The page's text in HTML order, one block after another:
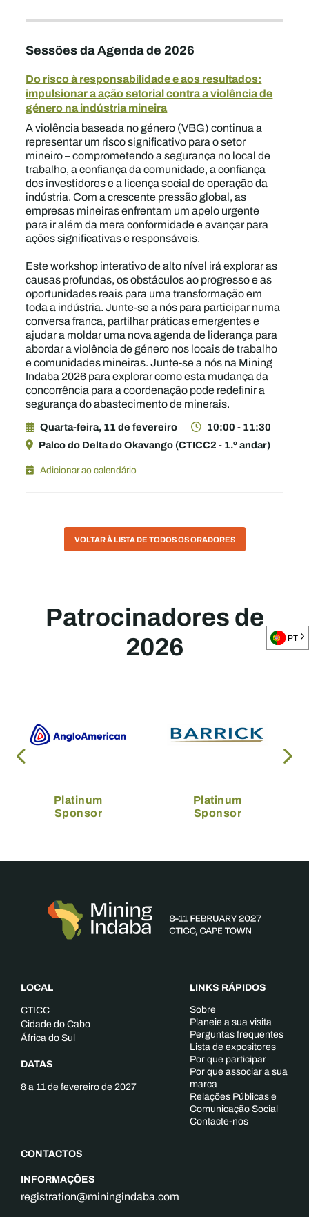
Sessões da Agenda de 2026
Do risco à responsabilidade e aos resultados:
impulsionar a ação setorial contra a violência de
género na indústria mineira
A violência baseada no género (VBG) continua a
representar um risco significativo para o setor
mineiro – comprometendo a segurança no local de
trabalho, a confiança da comunidade, a confiança
dos investidores e a licença social de operação da
indústria. Com a crescente pressão global, as
empresas mineiras enfrentam um apelo urgente
para ir além da mera conformidade e avançar para
ações significativas e responsáveis.
Este workshop interativo de alto nível irá explorar as
causas profundas, os obstáculos ao progresso e as
oportunidades reais para uma transformação em
toda a indústria. Junte-se a nós para participar numa
conversa franca, partilhar práticas emergentes e
ajudar a moldar uma nova agenda de liderança para
abordar a violência de género nos locais de trabalho
e comunidades mineiras. Junte-se a nós na Mining
Indaba 2026 para explorar como esta mudança da
concorrência para a coordenação pode redefinir a
segurança do abastecimento de minerais.
Quarta-feira, 11 de fevereiro
10:00 - 11:30
Palco do Delta do Okavango (CTICC2 - 1.º andar)
Adicionar ao calendário
VOLTAR À LISTA DE TODOS OS ORADORES
Patrocinadores de
2026
Platinum
Sponsor
Platinum
Sponsor
LOCAL
CTICC
Cidade do Cabo
África do Sul
DATAS
8 a 11 de fevereiro de 2027
CONTACTOS
INFORMAÇÕES
registration@miningindaba.com
LINKS RÁPIDOS
Sobre
Planeie a sua visita
Perguntas frequentes
Lista de expositores
Por que participar
Por que associar a sua
marca
Relações Públicas e
Comunicação Social
Contacte-nos
PT